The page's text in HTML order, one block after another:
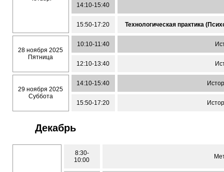
14:10-15:40
15:50-17:20 Технологическая практика
28 ноября 2025
Пятница
10:10-11:40
12:10-13:40
29 ноября 2025
Суббота
14:10-15:40
15:50-17:20
Декабрь
8:30-
10:00